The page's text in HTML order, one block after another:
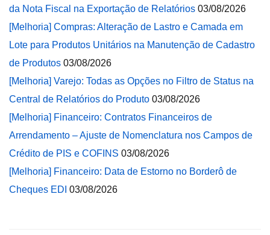
da Nota Fiscal na Exportação de Relatórios 03/08/2026
[Melhoria] Compras: Alteração de Lastro e Camada em
Lote para Produtos Unitários na Manutenção de Cadastro
de Produtos 03/08/2026
[Melhoria] Varejo: Todas as Opções no Filtro de Status na
Central de Relatórios do Produto 03/08/2026
[Melhoria] Financeiro: Contratos Financeiros de
Arrendamento – Ajuste de Nomenclatura nos Campos de
Crédito de PIS e COFINS 03/08/2026
[Melhoria] Financeiro: Data de Estorno no Borderô de
Cheques EDI 03/08/2026